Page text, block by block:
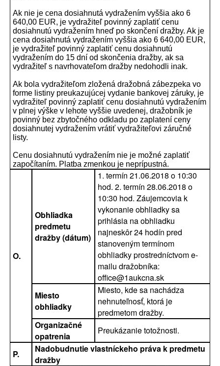
Ak nie je cena dosiahnutá vydražením vyššia ako 6
640,00 EUR, je vydražiteľ povinný zaplatiť cenu
dosiahnutú vydražením hneď po skončení dražby. Ak je
cena dosiahnutá vydražením vyššia ako 6 640,00 EUR,
je vydražiteľ povinný zaplatiť cenu dosiahnutú
vydražením do 15 dní od skončenia dražby, ak sa
vydražiteľ s navrhovateľom dražby nedohodli inak.
Ak bola vydražiteľom zložená dražobná zábezpeka vo
forme listiny preukazujúcej vydanie bankovej záruky, je
vydražiteľ povinný zaplatiť cenu dosiahnutú vydražením
v plnej výške v lehote vyššie uvedenej, dražobník je
povinný bez zbytočného odkladu po zaplatení ceny
dosiahnutej vydražením vrátiť vydražiteľovi záručné
listy.
Cenu dosiahnutú vydražením nie je možné zaplatiť
započítaním. Platba zmenkou je neprípustná.
O.
Obhliadka
predmetu
dražby (dátum)
1. termín 21.06.2018 o 10:30
hod. 2. termín 28.06.2018 o
10:30 hod. Záujemcovia k
vykonanie obhliadky sa
prihlásia na obhliadku
najneskôr 24 hodín pred
stanoveným termínom
obhliadky prostredníctvom e-
mailu dražobníka:
office@1aukcna.sk
Miesto
obhliadky
Miesto, kde sa nachádza
nehnuteľnosť, ktorá je
predmetom dražby.
Organizačné
opatrenia
Preukázanie totožnosti.
P.
Nadobudnutie vlastníckeho práva k predmetu
dražby